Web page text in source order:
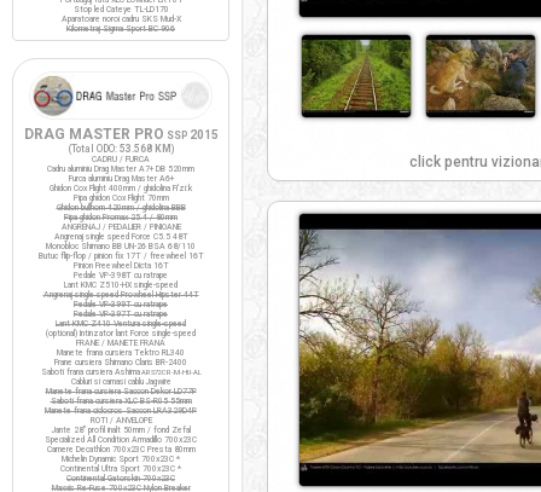
click pentru
Stop led Cateye TL-LD170
Aparatoare noroi cadru SKS Mud-X
Kilometraj Sigma Sport BC 906
DRAG MASTER PRO SSP 2015
(Total ODO: 53.568 KM )
CADRU / FURCA
Cadru aluminiu Drag Master A7+ DB 520mm
Furca aluminiu Drag Master A6+
Ghidon Cox Flight 400mm / ghidolina Fi'zi:k
Pipa ghidon Cox Flight 70mm
Ghidon bullhorn 420mm / ghidolina BBB
Pipa ghidon Promax 25.4 / 80mm
ANGRENAJ / PEDALIER / PINIOANE
Angrenaj single speed Force C5.5 48T
Monobloc Shimano BB UN-26 BSA 68/110
Butuc flip-flop / pinion fix 17T / freewheel 16T
Pinion Freewheel Dicta 16T
Pedale VP-398T cu ratrape
Lant KMC Z510-HX single-speed
Angrenaj single speed Prowheel Hipster 44T
Pedale VP-399T cu ratrape
Pedale VP-397T cu ratrape
Lant KMC Z410 Ventura single-speed
(optional) Intinzator lant Force single-speed
FRANE / MANETE FRANA
Manete frana cursiera Tektro RL340
Frane cursiera Shimano Claris BR-2400
Saboti frana cursiera AshimaARS72CR-M-HU-AL
Cabluri si camasi cablu Jagwire
Manete frana cursiera Saccon Dekor LD77P
Saboti frana cursiera XLC BS-R05 55mm
Manete frana ciclocros Saccon LRA329D4P
ROTI / ANVELOPE
Jante 28" profil inalt 50mm / fond Zefal
Specialized All Condition Armadillo 700x23C
Camere Decathlon 700x23C Presta 80mm
Michelin Dynamic Sport 700x23C *
Continental Ultra Sport 700x23C *
Continental Gatorskin 700x23C
Maxxis Re-Fuse 700x23C Nylon Breaker